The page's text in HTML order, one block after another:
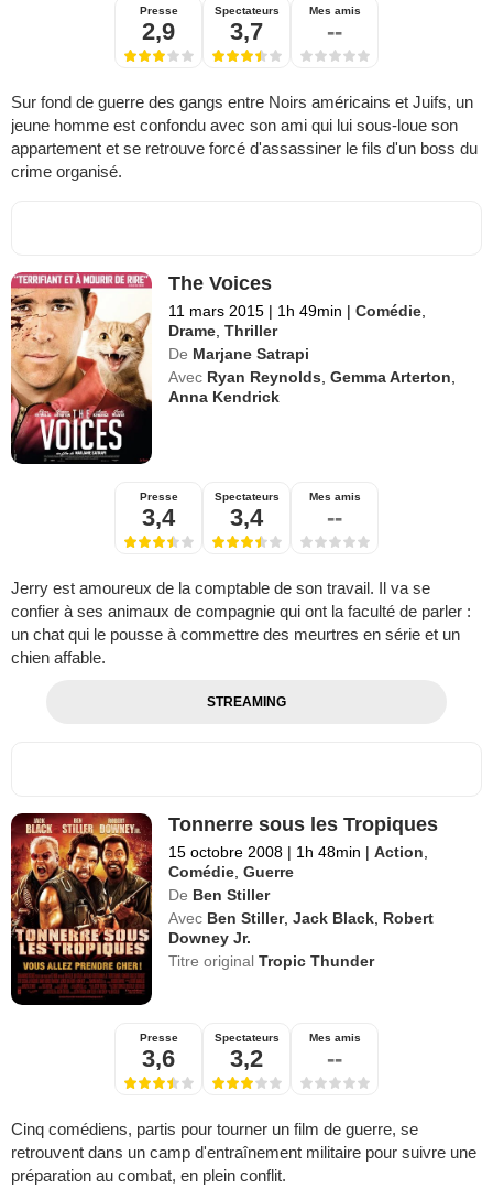
Presse
2,9
Spectateurs
3,7
Mes amis
--
Sur fond de guerre des gangs entre Noirs américains et Juifs, un
jeune homme est confondu avec son ami qui lui sous-loue son
appartement et se retrouve forcé d'assassiner le fils d'un boss du
crime organisé.
The Voices
11 mars 2015 | 1h 49min | Comédie
Drame ,Thriller
De Marjane Satrapi
Avec Ryan Reynolds ,Gemma Arterton
Anna Kendrick
Presse
3,4
Spectateurs
3,4
Mes amis
--
Jerry est amoureux de la comptable de son travail. Il va se
confier à ses animaux de compagnie qui ont la faculté de parler :
un chat qui le pousse à commettre des meurtres en série et un
chien affable.
STREAMING
Tonnerre sous les Tropiques
15 octobre 2008 | 1h 48min | Action
Comédie ,Guerre
De Ben Stiller
Avec Ben Stiller,Jack Black Robert
Downey Jr.
Titre originalTropic Thunder
Presse
3,6
Spectateurs
3,2
Mes amis
--
Cinq comédiens, partis pour tourner un film de guerre, se
retrouvent dans un camp d'entraînement militaire pour suivre une
préparation au combat, en plein conflit.